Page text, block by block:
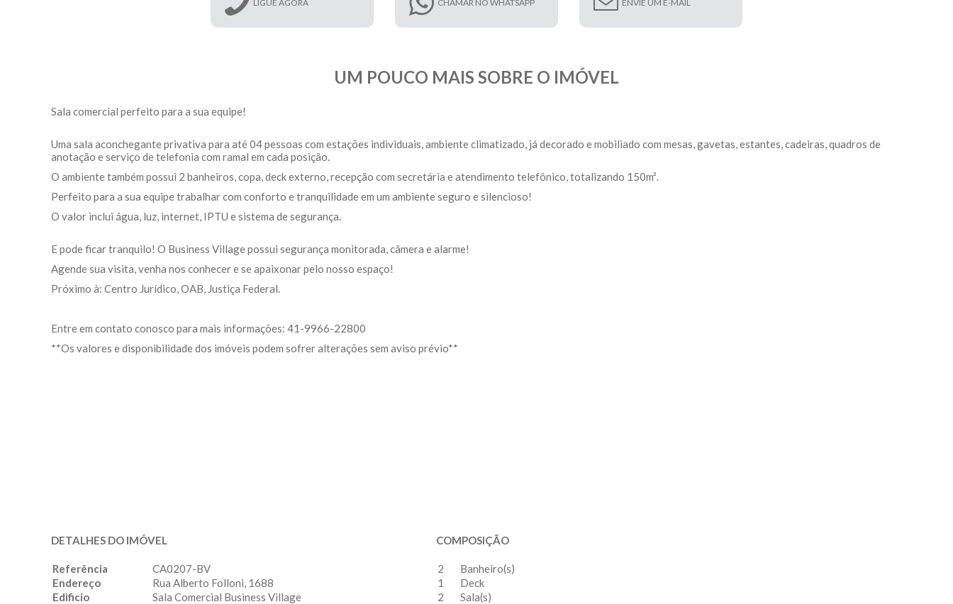
LIGUE AGORA CHAMAR NO WHATSAPP ENVIE UM E-MAIL
UM POUCO MAIS SOBRE O IMÓVEL
Sala comercial perfeito para a sua equipe!
Uma sala aconchegante privativa para até 04 pessoas com estações individuais, ambiente climatizado, já decorado e mobiliado com mesas, gavetas, estantes, cadeiras, quadros de
anotação e serviço de telefonia com ramal em cada posição.
O ambiente também possui 2 banheiros, copa, deck externo, recepção com secretária e atendimento telefônico, totalizando 150m².
Perfeito para a sua equipe trabalhar com conforto e tranquilidade em um ambiente seguro e silencioso!
O valor inclui água, luz, internet, IPTU e sistema de segurança.
E pode ficar tranquilo! O Business Village possui segurança monitorada, câmera e alarme!
Agende sua visita, venha nos conhecer e se apaixonar pelo nosso espaço!
Próximo à: Centro Jurídico, OAB, Justiça Federal.
Entre em contato conosco para mais informações: 41-9966-22800
**Os valores e disponibilidade dos imóveis podem sofrer alterações sem aviso prévio**
DETALHES DO IMÓVEL
Referência
CA0207-BV
Endereço
Rua Alberto Folloni, 1688
Edificio
Sala Comercial Business Village
COMPOSIÇÃO
2
Banheiro(s)
1
Deck
2
Sala(s)